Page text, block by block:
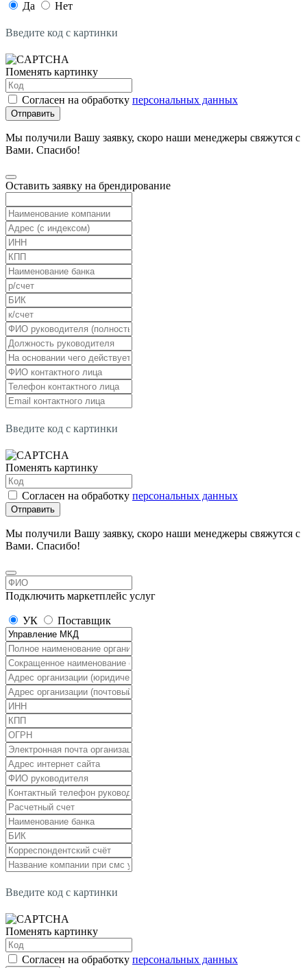
Да Нет
Введите код с картинки
Поменять картинку
Согласен на обработку персональных данных
Отправить
Мы получили Вашу заявку, скоро наши менеджеры свяжутся с
Вами. Спасибо!
Оставить заявку на брендирование
Введите код с картинки
Поменять картинку
Согласен на обработку персональных данных
Отправить
Мы получили Вашу заявку, скоро наши менеджеры свяжутся с
Вами. Спасибо!
Подключить маркетплейс услуг
УК Поставщик
Введите код с картинки
Поменять картинку
Согласен на обработку персональных данных